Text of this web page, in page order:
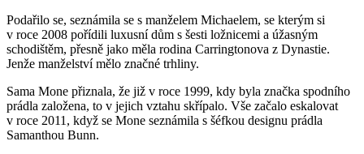
Podařilo se, seznámila se s manželem Michaelem, se kterým si
v roce 2008 pořídili luxusní dům s šesti ložnicemi a úžasným
schodištěm, přesně jako měla rodina Carringtonova z Dynastie.
Jenže manželství mělo značné trhliny.
Sama Mone přiznala, že již v roce 1999, kdy byla značka spodního
prádla založena, to v jejich vztahu skřípalo. Vše začalo eskalovat
v roce 2011, když se Mone seznámila s šéfkou designu prádla
Samanthou Bunn.